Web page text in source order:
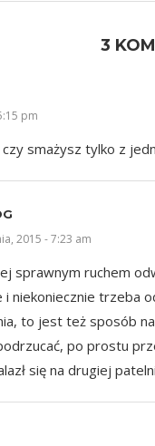
3
pm
smażysz tylko z
2015 - 7:23 am
sprawnym ruchem
i niekoniecznie trzeba
to jest też sposób
po prostu
się na drugiej